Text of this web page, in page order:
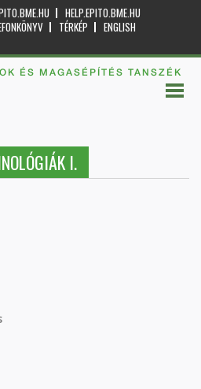
HELP.EPITO.BME.HU
TÉRKÉP
ENGLISH
ÉS MAGASÉPÍTÉS TANSZÉK
I.